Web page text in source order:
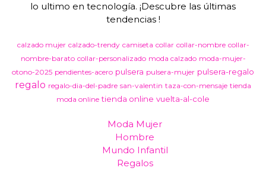
lo ultimo en tecnología. ¡Descubre las últimas
tendencias !
calzado mujer calzado-trendy camiseta collar collar-nombre collar-
nombre-barato collar-personalizado moda calzado moda-mujer-
otono-2025 pendientes-acero pulsera pulsera-mujer pulsera-regalo
regalo regalo-dia-del-padre san-valentin taza-con-mensaje tienda
moda online tienda online vuelta-al-cole
Moda Mujer
Hombre
Mundo Infantil
Regalos